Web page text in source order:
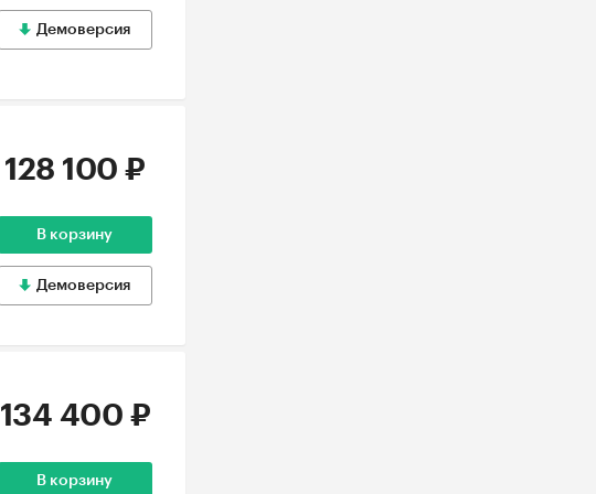
Демоверсия
128 100 ₽
В корзину
Демоверсия
134 400 ₽
В корзину